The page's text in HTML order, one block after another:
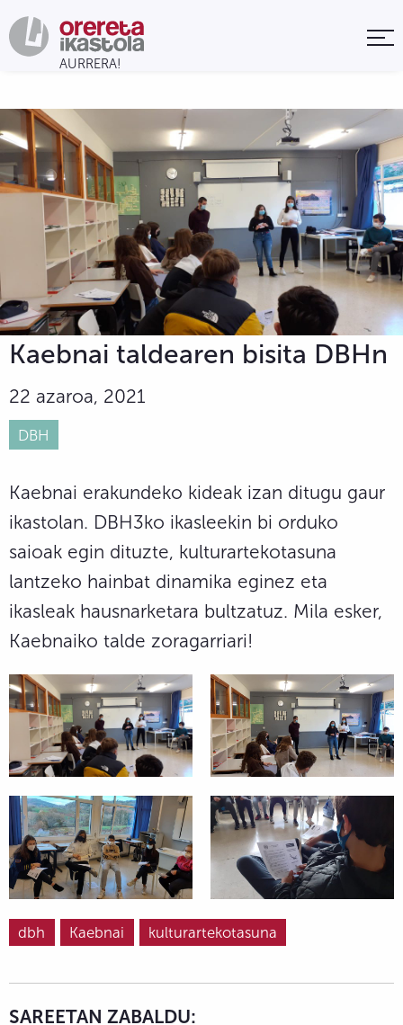
Kaebnai taldearen bisita DBHn
22 azaroa, 2021
DBH
Kaebnai erakundeko kideak izan ditugu gaur
ikastolan. DBH3ko ikasleekin bi orduko
saioak egin dituzte, kulturartekotasuna
lantzeko hainbat dinamika eginez eta
ikasleak hausnarketara bultzatuz. Mila esker,
Kaebnaiko talde zoragarriari!
dbh Kaebnai kulturartekotasuna
SAREETAN ZABALDU: